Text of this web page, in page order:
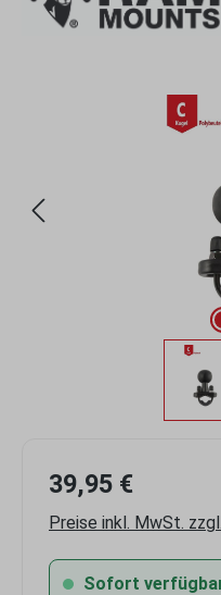
Bildergalerie überspringen
39,95 €
Preise inkl. MwSt.
Sofort